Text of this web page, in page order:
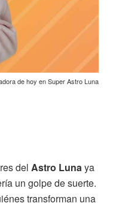
de hoy en Super Astro Luna
del Astro Lunaya
un golpe de suerte.
transforman una